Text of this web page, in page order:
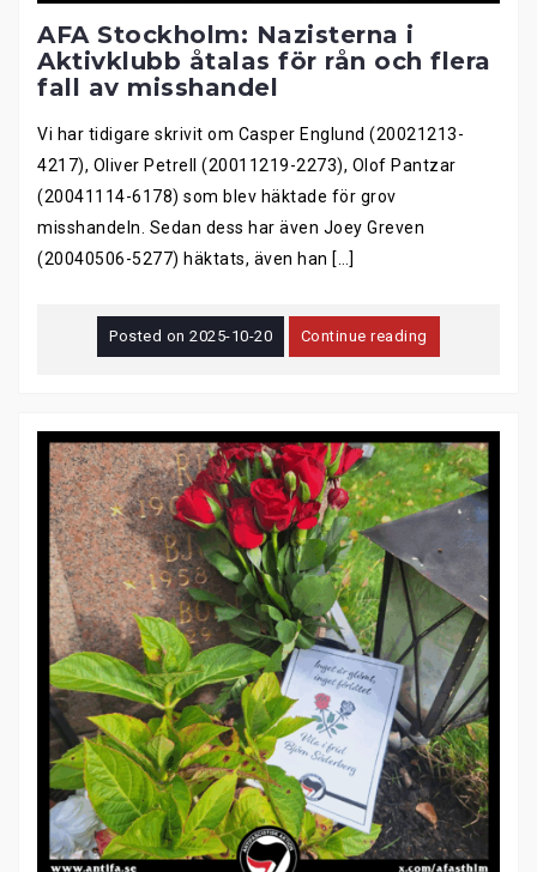
AFA Stockholm: Nazisterna i
Aktivklubb åtalas för rån och flera
fall av misshandel
Vi har tidigare skrivit om Casper Englund (20021213-
4217), Oliver Petrell (20011219-2273), Olof Pantzar
(20041114-6178) som blev häktade för grov
misshandeln. Sedan dess har även Joey Greven
(20040506-5277) häktats, även han […]
Posted on2025-10-20 Continue reading